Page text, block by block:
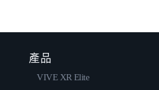
產品
VIVE XR Elite